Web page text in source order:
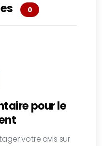
0
pour le
votre avis sur